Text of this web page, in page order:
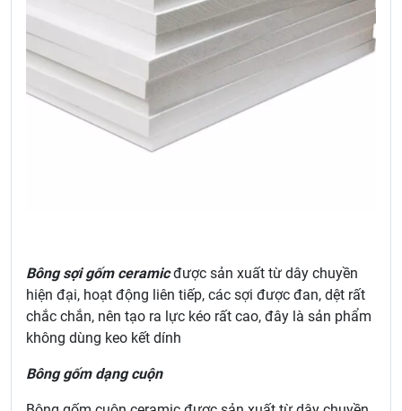
Bông sợi gốm ceramicđược sản xuất từ dây chuyền
hiện đại, hoạt động liên tiếp, các sợi được đan, dệt rất
chắc chắn, nên tạo ra lực kéo rất cao, đây là sản phẩm
không dùng keo kết dính
Bông gốm dạng cuộn